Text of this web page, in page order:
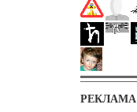
РЕКЛАМА